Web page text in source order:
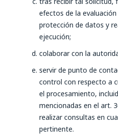
efectos de la
protección de datos y
ejecución;
colaborar con la
servir de punto de
control con respecto a
el procesamiento,
mencionadas en el art.
realizar consultas en
pertinente.